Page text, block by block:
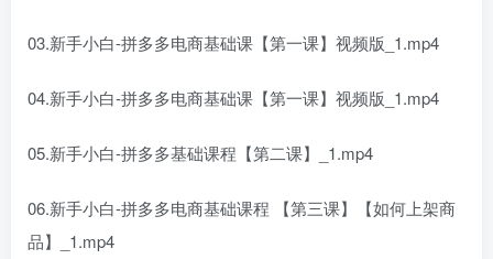
03.新手小白-拼多多电商基础课【第一课】视频版_1.mp4
04.新手小白-拼多多电商基础课【第一课】视频版_1.mp4
05.新手小白-拼多多基础课程【第二课】_1.mp4
06.新手小白-拼多多电商基础课程 【第三课】【如何上架商
品】_1.mp4